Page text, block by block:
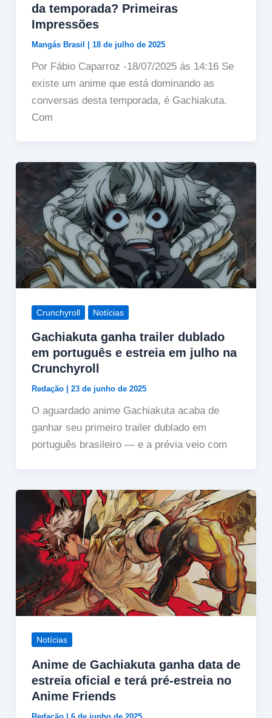
da temporada? Primeiras
Impressões
Mangás Brasil | 18 de julho de 2025
Por Fábio Caparroz -18/07/2025 ás 14:16 Se
existe um anime que está dominando as
conversas desta temporada, é Gachiakuta.
Com
Crunchyroll Notícias
Gachiakuta ganha trailer dublado
em português e estreia em julho na
Crunchyroll
Redação 23 de junho de 2025
O aguardado anime Gachiakuta acaba de
ganhar seu primeiro trailer dublado em
português brasileiro — e a prévia veio com
Notícias
Anime de Gachiakuta ganha data de
estreia oficial e terá pré-estreia no
Anime Friends